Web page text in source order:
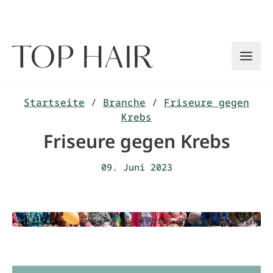
Startseite / Branche / Friseure gegen
Krebs
Friseure gegen Krebs
09. Juni 2023
Foto: Regina Sablotny